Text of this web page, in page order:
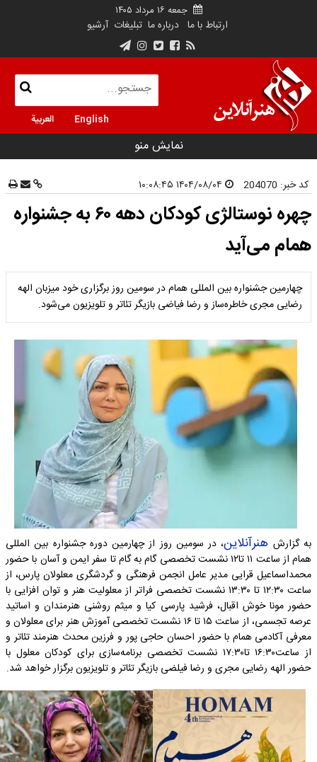
جمعه ۱۶ مرداد ۱۴۰۵
ارتباط با ما درباره ما تبلیغات آرشیو
English العربية
نمایش منو
کد خبر: 204070
چهره نوستالژی کودکان دهه ۶۰ به جشنواره
همام می‌آید
چهارمین جشنواره بین المللی همام در سومین روز برگزاری خود میزبان الهه
رضایی مجری خاطره‌ساز و رضا فیاضی بازیگر تئاتر و تلویزیون می‌شود.
به گزارش هنرآنلاین، در سومین روز از چهارمین دوره جشنواره بین المللی
همام از ساعت ۱۱ تا۱۲ نشست تخصصی گام به گام تا سفر ایمن و آسان با حضور
محمداسماعیل قرایی مدیر عامل انجمن فرهنگی و گردشگری معلولان پارس، از
ساعت ۱۲:۳۰ تا ۱۳:۳۰ نشست تخصصی فراتر از معلولیت هنر و توان افزایی با
حضور مونا خوش اقبال، فرشید پارسی کیا و میثم روشنی هنرمندان و اساتید
عرصه تجسمی، از ساعت ۱۵ تا ۱۶ نشست تخصصی آموزش هنر برای معلولان و
معرفی آکادمی همام با حضور احسان حاجی پور و فرزین محدث هنرمند تئاتر و
از ساعت۱۶:۳۰ تا۱۷:۳۰ نشست تخصصی برنامه‌سازی برای کودکان معلول با
حضور الهه رضایی مجری و رضا فیلضی بازیگر تئاتر و تلویزیون برگزار خواهد شد.